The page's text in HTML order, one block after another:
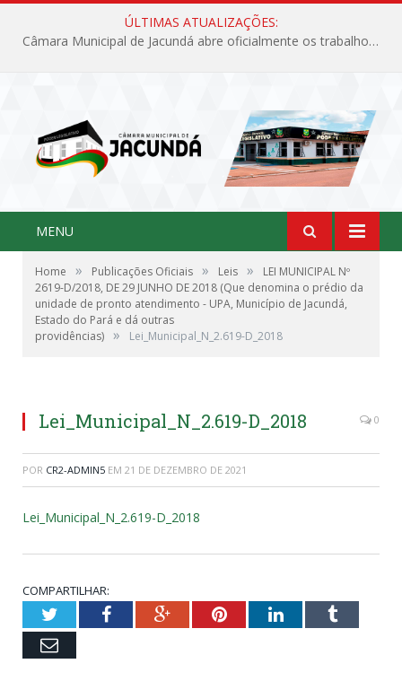
ÚLTIMAS ATUALIZAÇÕES:
Câmara Municipal de Jacundá abre oficialmente os trabalhos legislativos de 2026
MENU
Home » Publicações Oficiais » Leis »
LEI MUNICIPAL Nº
2619-D/2018, DE 29 JUNHO DE 2018 (Que denomina o prédio da
unidade de pronto atendimento - UPA, Município de Jacundá,
Estado do Pará e dá outras
providências) » Lei_Municipal_N_2.619-D_2018
Lei_Municipal_N_2.619-D_2018 0
POR CR2-ADMIN5 EM 21 DE DEZEMBRO DE 2021
Lei_Municipal_N_2.619-D_2018
COMPARTILHAR:
TwitterFacebookGoogle+PinterestLinkedInTumblr
Email